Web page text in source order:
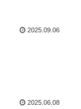
2025.09.06
2025.06.08